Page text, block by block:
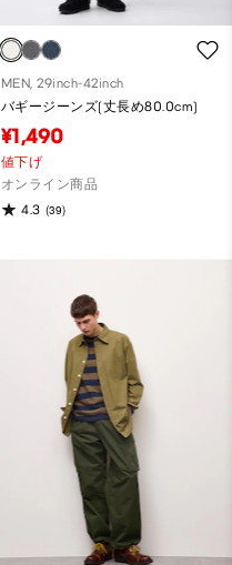
MEN, 29inch-42inch
バギージーンズ(丈長め80.0cm)
¥1,490
値下げ
オンライン商品
4.3 (39)